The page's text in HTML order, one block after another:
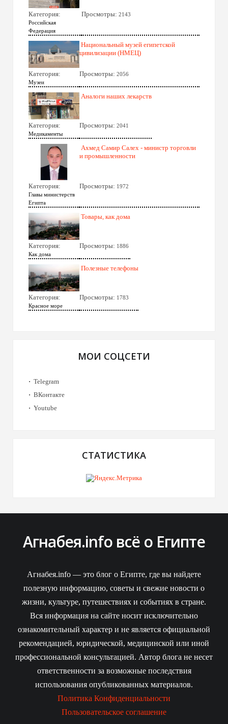
Категория:
Российская
Федерация
Просмотры: 2143
Национальный музей египетской
цивилизации (НМЕЦ)
Категория:
Музеи
Просмотры: 2056
Аналоги наших лекарств
Категория:
Медикаменты
Просмотры: 2041
Ахмед Самир Салех - министр торговли
и промышленности
Категория:
Главы министерств
Египта
Просмотры: 1972
Товары, как дома
Категория:
Как дома
Просмотры: 1886
Полезные телефоны
Категория:
Красное море
Просмотры: 1783
МОИ СОЦСЕТИ
Telegram
ВКонтакте
Youtube
СТАТИСТИКА
Агнабея.info всё о Египте
Агнабея.info — это блог о Египте, где вы найдете
полезную информацию, советы и свежие новости о
жизни, культуре, путешествиях и событиях в стране.
Вся информация на сайте носит исключительно
ознакомительный характер и не является официальной
рекомендацией, юридической, медицинской или иной
профессиональной консультацией. Автор блога не несет
ответственности за возможные последствия
использования опубликованных материалов.
Политика Конфиденциальности
Пользовательское соглашение